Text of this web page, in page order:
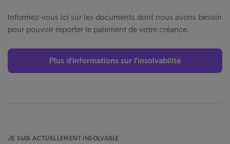
Informez-vous ici sur les documents dont nous avons besoin
pour pouvoir reporter le paiement de votre créance.
Plus d'informations sur l'insolvabilité
JE SUIS ACTUELLEMENT INSOLVABLE